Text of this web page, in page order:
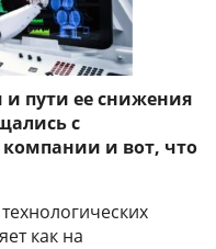
пути ее снижения
с
и вот, что
как на